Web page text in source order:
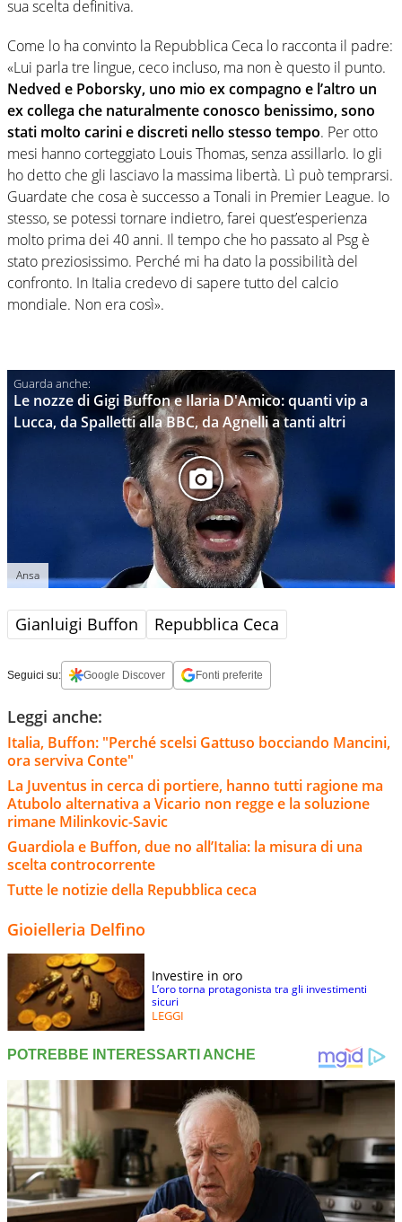
sua scelta definitiva.
Come lo ha convinto la Repubblica Ceca lo racconta il padre:
«Lui parla tre lingue, ceco incluso, ma non è questo il punto.
Nedved e Poborsky, uno mio ex compagno e l’altro un
ex collega che naturalmente conosco benissimo, sono
stati molto carini e discreti nello stesso tempo. Per otto
mesi hanno corteggiato Louis Thomas, senza assillarlo. Io gli
ho detto che gli lasciavo la massima libertà. Lì può temprarsi.
Guardate che cosa è successo a Tonali in Premier League. Io
stesso, se potessi tornare indietro, farei quest’esperienza
molto prima dei 40 anni. Il tempo che ho passato al Psg è
stato preziosissimo. Perché mi ha dato la possibilità del
confronto. In Italia credevo di sapere tutto del calcio
mondiale. Non era così».
Le nozze di Gigi Buffon e Ilaria D'Amico: quanti vip a
Lucca, da Spalletti alla BBC, da Agnelli a tanti altri
Ansa
Gianluigi Buffon Repubblica Ceca
Seguici su: Google Discover Fonti preferite
Leggi anche:
Italia, Buffon: "Perché scelsi Gattuso bocciando Mancini,
ora serviva Conte"
La Juventus in cerca di portiere, hanno tutti ragione ma
Atubolo alternativa a Vicario non regge e la soluzione
rimane Milinkovic-Savic
Guardiola e Buffon, due no all’Italia: la misura di una
scelta controcorrente
Tutte le notizie della Repubblica ceca
Gioielleria Delfino
Investire in oro
L’oro torna protagonista tra gli investimenti
sicuri
LEGGI